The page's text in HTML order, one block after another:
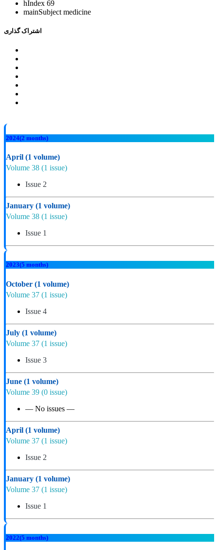
hIndex 69
mainSubject medicine
اشتراک گذاری
2024(2 months)
April (1 volume)
Volume 38 (1 issue)
Issue 2
January (1 volume)
Volume 38 (1 issue)
Issue 1
2023(5 months)
October (1 volume)
Volume 37 (1 issue)
Issue 4
July (1 volume)
Volume 37 (1 issue)
Issue 3
June (1 volume)
Volume 39 (0 issue)
— No issues —
April (1 volume)
Volume 37 (1 issue)
Issue 2
January (1 volume)
Volume 37 (1 issue)
Issue 1
2022(5 months)